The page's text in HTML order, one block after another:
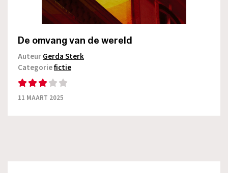
De omvang van de wereld
AuteurGerda Sterk
Categoriefictie
11 MAART 2025